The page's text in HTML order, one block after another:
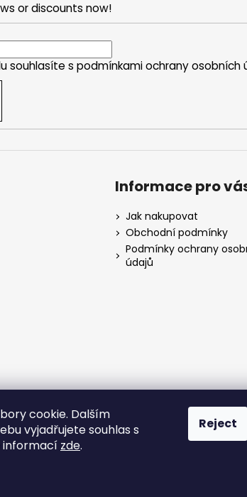
cookie. Dalším
vyjadřujete souhlas s
informací zde.
Reject
or discounts now!
souhlasíte s podmínkami ochrany osobních
Informace pro
Jak nakupovat
Obchodní podmínky
Podmínky ochrany
údajů
RSR